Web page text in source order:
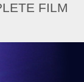
FILM